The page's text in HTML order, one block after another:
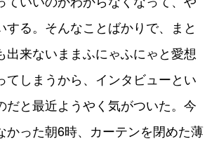
する。そんなことばかりで、まと
出来ないままふにゃふにゃと愛想
てしまうから、インタビューとい
だと最近ようやく気がついた。今
かった朝6時、カーテンを閉めた薄